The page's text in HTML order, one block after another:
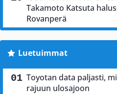
Takamoto Katsuta
Rovanperä
Luetuimmat
Toyotan data paljasti,
rajuun ulosajoon